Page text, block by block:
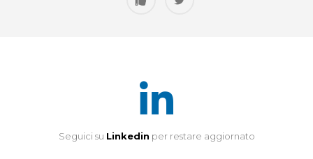
Seguici su Linkedin per restare aggiornato